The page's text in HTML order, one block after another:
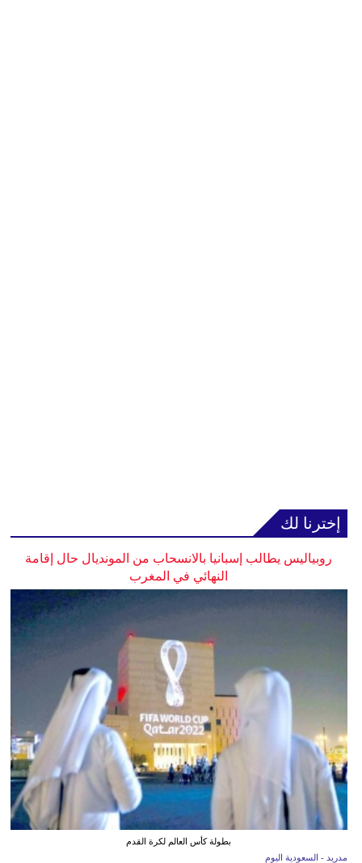
إخترنا لك
روبياليس يطالب إسبانيا بالانسحاب من المونديال حال إقامة
النهائي في المغرب
بطولة كأس العالم لكرة القدم
مدريد - السعودية اليوم